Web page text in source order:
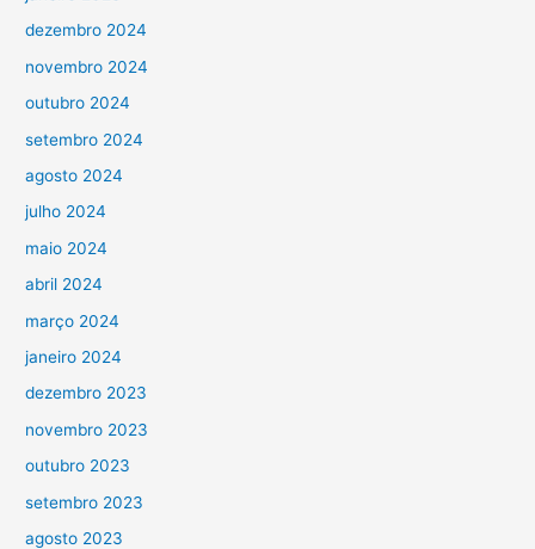
dezembro 2024
novembro 2024
outubro 2024
setembro 2024
agosto 2024
julho 2024
maio 2024
abril 2024
março 2024
janeiro 2024
dezembro 2023
novembro 2023
outubro 2023
setembro 2023
agosto 2023